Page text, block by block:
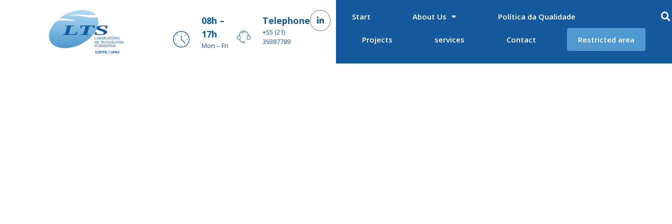
08h –
17h
Mon – Fri
Telephone
+55 (21)
39387789
Start About Us Política da Qualidade
Projects services Contact Restricted area